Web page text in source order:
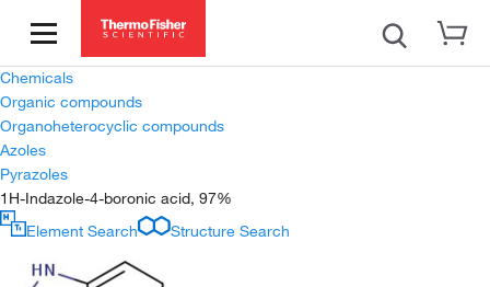
Chemicals
Organic compounds
Organoheterocyclic compounds
Azoles
Pyrazoles
1H-Indazole-4-boronic acid, 97%
Element Search
Structure Search